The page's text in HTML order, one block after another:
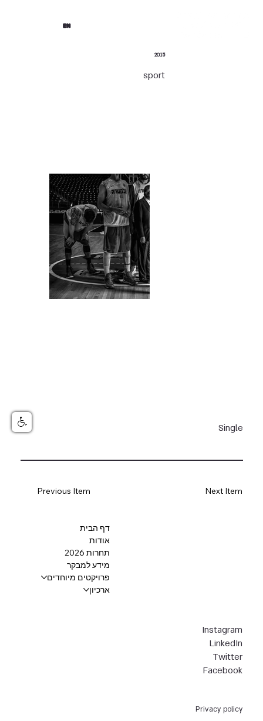
EN
2015
sport
Single
Next Item
Previous Item
Privacy policy
Instagram
LinkedIn
Twitter
Facebook
דף הבית
אודות
תחרות 2026
מידע למבקר
פרויקטים מיוחדים
ארכיון